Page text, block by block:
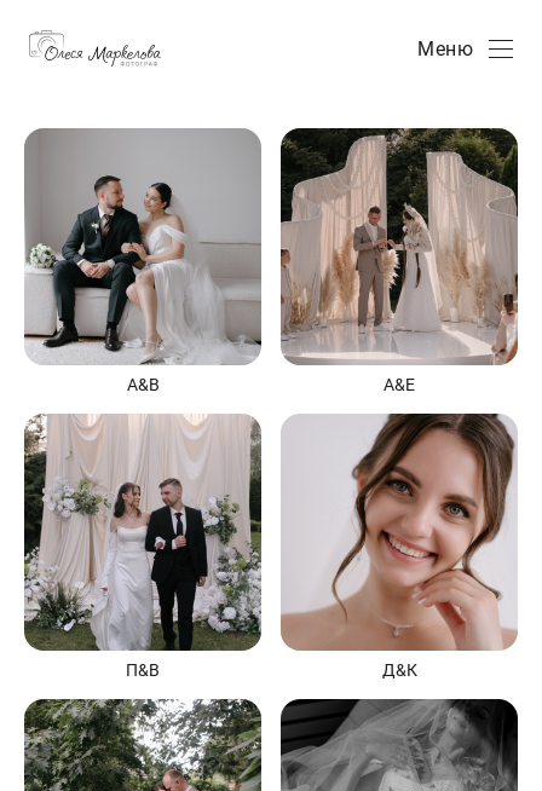
Меню
А&В А&Е
П&В Д&К